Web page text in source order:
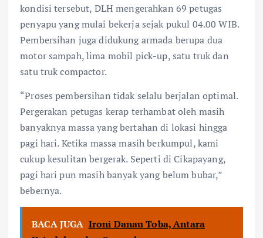
kondisi tersebut, DLH mengerahkan 69 petugas
penyapu yang mulai bekerja sejak pukul 04.00 WIB.
Pembersihan juga didukung armada berupa dua
motor sampah, lima mobil pick-up, satu truk dan
satu truk compactor.
“Proses pembersihan tidak selalu berjalan optimal.
Pergerakan petugas kerap terhambat oleh masih
banyaknya massa yang bertahan di lokasi hingga
pagi hari. Ketika massa masih berkumpul, kami
cukup kesulitan bergerak. Seperti di Cikapayang,
pagi hari pun masih banyak yang belum bubar,”
bebernya.
BACA JUGA Ironi Danau Toba, Antara